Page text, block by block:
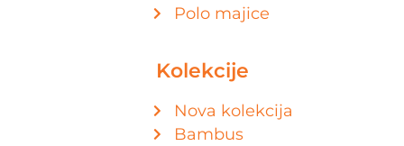
Polo majice
Kolekcije
Nova kolekcija
Bambus